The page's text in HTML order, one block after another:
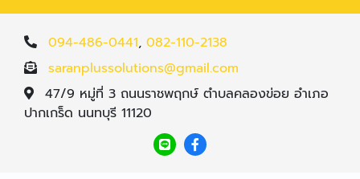
094-486-0441, 082-110-2138
saranplussolutions@gmail.com
47/9 หมู่ที่ 3 ถนนราชพฤกษ์ ตำบลคลองข่อย อำเภอ
ปากเกร็ด นนทบุรี 11120